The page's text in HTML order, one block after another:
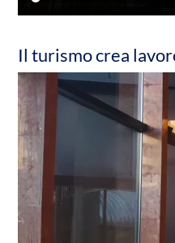
Il turismo crea